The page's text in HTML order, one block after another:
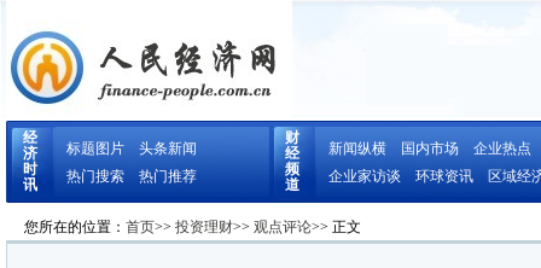
经
济
时
讯
标题图片
头条新闻
热门搜索
热门推荐
财
经
频
道
新闻纵横 国内市场
企业热点
企业家访谈
环球资讯 区域经
您所在的位置： 首页>> 投资理财>> 观点评论>> 正文